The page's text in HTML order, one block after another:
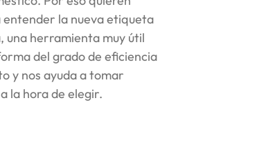
la nueva etiqueta
una herramienta muy útil
del grado de eficiencia
y nos ayuda a tomar
la hora de elegir.